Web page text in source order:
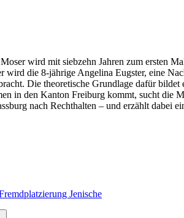
wird mit siebzehn Jahren zum ersten
wird die 8-jährige Angelina Eugster, eine
Die theoretische Grundlage dafür
in den Kanton Freiburg kommt, sucht
nach Rechthalten – und erzählt dabei
Jenische